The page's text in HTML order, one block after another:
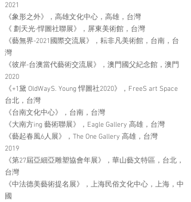
2021
《象形之外》，高雄文化中心，高雄，台灣
《 劃天光-悍圖社聯展》，屏東美術館，台灣
《藝無界-2021國際交流展》，耘非凡美術館，台南，台
灣
《彼岸-台澳當代藝術交流展》，澳門國父紀念館，澳門
2020
《+1黛 OldWayS. Young 悍圖社2020》，FreeS art Space
台北，台灣
《台南文化中心》，台南，台灣
《大南方ing 藝術聯展》，Eagle Gallery 高雄，台灣
《藝起春風6人展》，The One Gallery 高雄，台灣
2019
《第27屆亞細亞雕塑協會年展》，華山藝文特區，台北，
台灣
《中法德美藝術提名展》，上海民俗文化中心，上海，中
國